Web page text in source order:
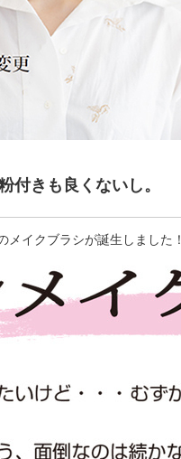
付きも良くないし。
イクブラシが誕生しました！